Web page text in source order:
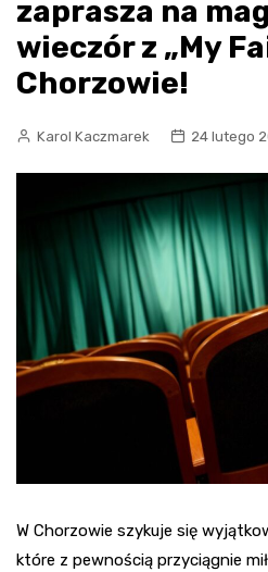
zaprasza na
wieczór z „My
Chorzowie!
Karol Kaczmarek 24 lutego
W Chorzowie szykuje się
które z pewnością przyciągnie